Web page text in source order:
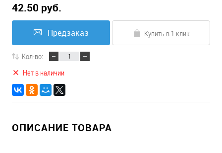
42.50 руб.
Предзаказ Купить в 1 клик
Кол-во:
Нет в наличии
ОПИСАНИЕ ТОВАРА